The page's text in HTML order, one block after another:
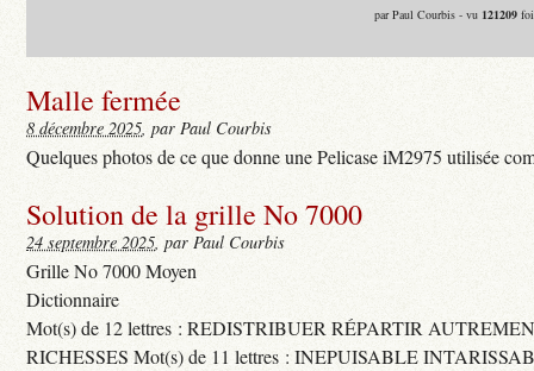
par Paul Courbis - vu 121209
Malle fermée
8 décembre 2025, par Paul Courbis
Quelques photos de ce que donne une Pelicase iM2975 utilisée
Solution de la grille No 7000
24 septembre 2025, par Paul Courbis
Grille No 7000 Moyen
Dictionnaire
Mot(s) de 12 lettres : REDISTRIBUER RÉPARTIR
RICHESSES Mot(s) de 11 lettres : INEPUISABLE